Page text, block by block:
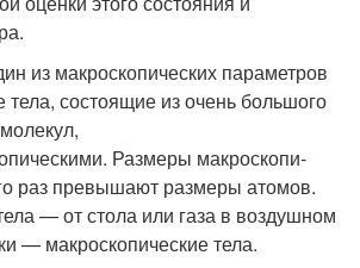
из макроскопических параметров
состоящие из очень большого
Размеры макроскопи­
раз превышают размеры атомов.
— от стола или газа в воздушном
— макроскопические тела.